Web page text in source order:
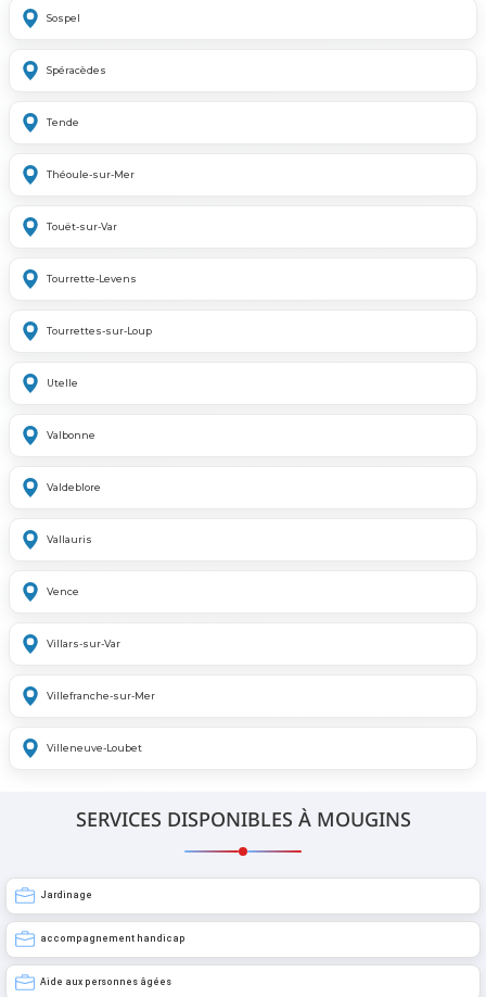
Sospel
Spéracèdes
Tende
Théoule-sur-Mer
Touët-sur-Var
Tourrette-Levens
Tourrettes-sur-Loup
Utelle
Valbonne
Valdeblore
Vallauris
Vence
Villars-sur-Var
Villefranche-sur-Mer
Villeneuve-Loubet
SERVICES DISPONIBLES À MOUGINS
Jardinage
accompagnement handicap
Aide aux personnes âgées